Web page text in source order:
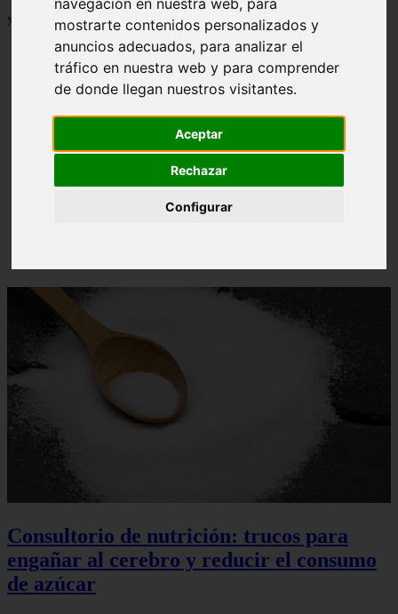
mostrarte contenidos personalizados y
anuncios adecuados, para analizar el
tráfico en nuestra web y para comprender
de donde llegan nuestros visitantes.
Aceptar
Rechazar
Configurar
Mostrando 1 - 24 de 1288 artículos
Contraindicaciones del espino amarillo: conocelas
ahora
Consultorio de nutrición: trucos para
engañar al cerebro y reducir el consumo
de azúcar